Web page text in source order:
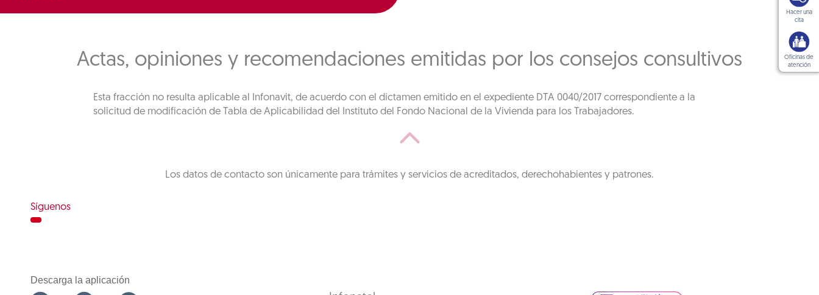
Actas, opiniones y recomendaciones emitidas por los consejos consultivos
Esta fracción no resulta aplicable al Infonavit, de acuerdo con el dictamen emitido en el expediente DTA 0040/2017 correspondiente a la
solicitud de modificación de Tabla de Aplicabilidad del Instituto del Fondo Nacional de la Vivienda para los Trabajadores.
Los datos de contacto son únicamente para trámites y servicios de acreditados, derechohabientes y patrones.
Síguenos
Descarga la aplicación
Hacer una
cita
Oficinas de
atención